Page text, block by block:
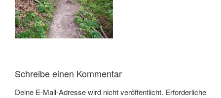
Schreibe einen Kommentar
Deine E-Mail-Adresse wird nicht veröffentlicht. Erforderliche